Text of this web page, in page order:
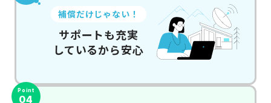
補償だけじゃない！
サポートも充実
しているから安心
Point
04